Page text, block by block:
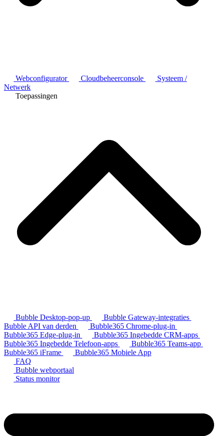
Webconfigurator Cloudbeheerconsole
Systeem /
Netwerk
Toepassingen
Bubble Desktop-pop-up
Bubble Gateway-integraties
Bubble API van derden
Bubble365 Chrome-plug-in
Bubble365 Edge-plug-in
Bubble365 Ingebedde CRM-apps
Bubble365 Ingebedde Telefoon-apps
Bubble365 Teams-app
Bubble365 iFrame
Bubble365 Mobiele App
FAQ
Bubble webportaal
Status monitor